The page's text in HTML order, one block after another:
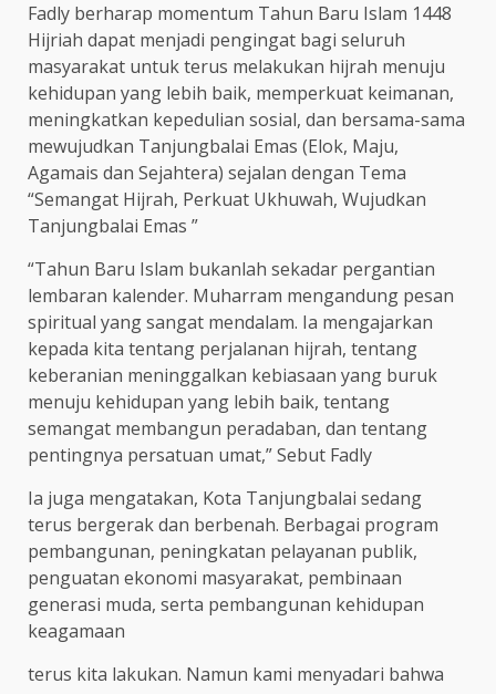
Fadly berharap momentum Tahun Baru Islam 1448
Hijriah dapat menjadi pengingat bagi seluruh
masyarakat untuk terus melakukan hijrah menuju
kehidupan yang lebih baik, memperkuat keimanan,
meningkatkan kepedulian sosial, dan bersama-sama
mewujudkan Tanjungbalai Emas (Elok, Maju,
Agamais dan Sejahtera) sejalan dengan Tema
“Semangat Hijrah, Perkuat Ukhuwah, Wujudkan
Tanjungbalai Emas ”
“Tahun Baru Islam bukanlah sekadar pergantian
lembaran kalender. Muharram mengandung pesan
spiritual yang sangat mendalam. Ia mengajarkan
kepada kita tentang perjalanan hijrah, tentang
keberanian meninggalkan kebiasaan yang buruk
menuju kehidupan yang lebih baik, tentang
semangat membangun peradaban, dan tentang
pentingnya persatuan umat,” Sebut Fadly
Ia juga mengatakan, Kota Tanjungbalai sedang
terus bergerak dan berbenah. Berbagai program
pembangunan, peningkatan pelayanan publik,
penguatan ekonomi masyarakat, pembinaan
generasi muda, serta pembangunan kehidupan
keagamaan
terus kita lakukan. Namun kami menyadari bahwa